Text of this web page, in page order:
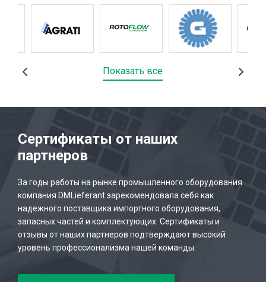
Показать все
Сертификаты от наших
партнеров
За годы работы на рынке промышленного оборудования
компания DMLieferant зарекомендовала себя как
надежного поставщика импортного оборудования,
запасных частей и комплектующих. Сертификаты и
отзывы от наших партнеров подтверждают высокий
уровень профессионализма нашей команды.